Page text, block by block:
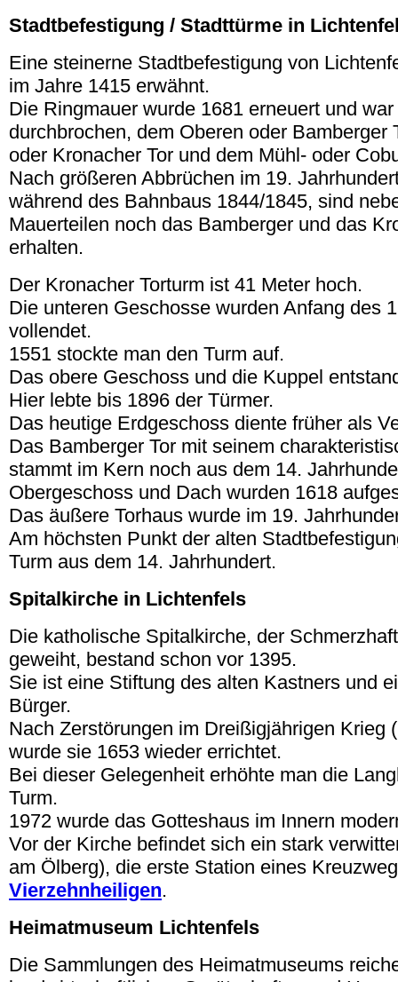
Stadtbefestigung / Stadttürme in
Eine steinerne Stadtbefestigung von
im Jahre 1415 erwähnt.
Die Ringmauer wurde 1681 erneuert und
durchbrochen, dem Oberen oder Bamberger
oder Kronacher Tor und dem Mühl- oder
Nach größeren Abbrüchen im 19.
während des Bahnbaus 1844/1845, sind
Mauerteilen noch das Bamberger und das
erhalten.
Der Kronacher Torturm ist 41 Meter hoch.
Die unteren Geschosse wurden Anfang des
vollendet.
1551 stockte man den Turm auf.
Das obere Geschoss und die Kuppel
Hier lebte bis 1896 der Türmer.
Das heutige Erdgeschoss diente früher als
Das Bamberger Tor mit seinem
stammt im Kern noch aus dem 14.
Obergeschoss und Dach wurden 1618
Das äußere Torhaus wurde im 19.
Am höchsten Punkt der alten
Turm aus dem 14. Jahrhundert.
Spitalkirche in Lichtenfels
Die katholische Spitalkirche, der
geweiht, bestand schon vor 1395.
Sie ist eine Stiftung des alten Kastners und
Bürger.
Nach Zerstörungen im Dreißigjährigen Krieg
wurde sie 1653 wieder errichtet.
Bei dieser Gelegenheit erhöhte man die
Turm.
1972 wurde das Gotteshaus im Innern
Vor der Kirche befindet sich ein stark
am Ölberg), die erste Station eines
Vierzehnheiligen.
Heimatmuseum Lichtenfels
Die Sammlungen des Heimatmuseums